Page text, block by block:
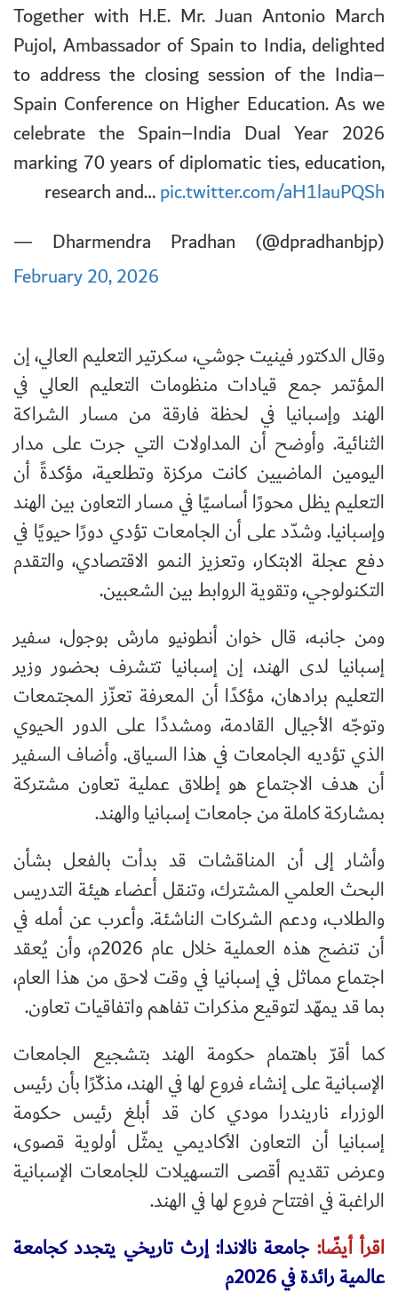
Together with H.E. Mr. Juan Antonio March
Pujol, Ambassador of Spain to India, delighted
to address the closing session of the India–
Spain Conference on Higher Education. As we
celebrate the Spain–India Dual Year 2026
marking 70 years of diplomatic ties, education,
research and…pic.twitter.com/aH1lauPQSh
— Dharmendra Pradhan (@dpradhanbjp)
February 20, 2026
وقال الدكتور فينيت جوشي، سكرتير التعليم العالي، إن
المؤتمر جمع قيادات منظومات التعليم العالي في
الهند وإسبانيا في لحظة فارقة من مسار الشراكة
الثنائية. وأوضح أن المداولات التي جرت على مدار
اليومين الماضيين كانت مركزة وتطلعية، مؤكدةً أن
التعليم يظل محورًا أساسيًا في مسار التعاون بين الهند
وإسبانيا. وشدّد على أن الجامعات تؤدي دورًا حيويًا في
دفع عجلة الابتكار، وتعزيز النمو الاقتصادي، والتقدم
التكنولوجي، وتقوية الروابط بين الشعبين.
ومن جانبه، قال خوان أنطونيو مارش بوجول، سفير
إسبانيا لدى الهند، إن إسبانيا تتشرف بحضور وزير
التعليم برادهان، مؤكدًا أن المعرفة تعزّز المجتمعات
وتوجّه الأجيال القادمة، ومشددًا على الدور الحيوي
الذي تؤديه الجامعات في هذا السياق. وأضاف السفير
أن هدف الاجتماع هو إطلاق عملية تعاون مشتركة
بمشاركة كاملة من جامعات إسبانيا والهند.
وأشار إلى أن المناقشات قد بدأت بالفعل بشأن
البحث العلمي المشترك، وتنقل أعضاء هيئة التدريس
والطلاب، ودعم الشركات الناشئة. وأعرب عن أمله في
أن تنضج هذه العملية خلال عام 2026م، وأن يُعقد
اجتماع مماثل في إسبانيا في وقت لاحق من هذا العام،
بما قد يمهّد لتوقيع مذكرات تفاهم واتفاقيات تعاون.
كما أقرّ باهتمام حكومة الهند بتشجيع الجامعات
الإسبانية على إنشاء فروع لها في الهند، مذكّرًا بأن رئيس
الوزراء ناريندرا مودي كان قد أبلغ رئيس حكومة
إسبانيا أن التعاون الأكاديمي يمثّل أولوية قصوى،
وعرض تقديم أقصى التسهيلات للجامعات الإسبانية
الراغبة في افتتاح فروع لها في الهند.
اقرأ أيضًا: جامعة نالاندا: إرث تاريخي يتجدد كجامعة
عالمية رائدة في 2026م